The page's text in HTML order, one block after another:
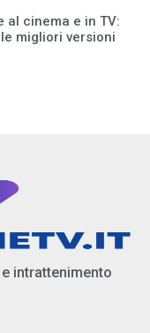
al cinema e in TV:
migliori versioni
intrattenimento